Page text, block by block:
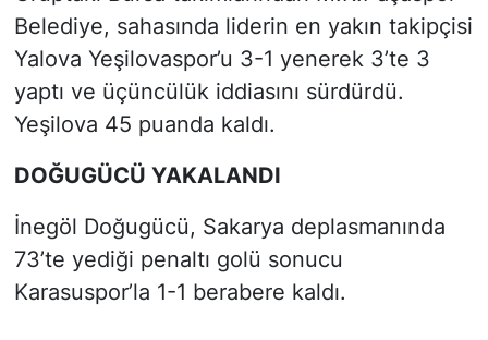
Belediye, sahasında liderin en yakın takipçisi
Yalova Yeşilovaspor’u 3-1 yenerek 3’te 3
yaptı ve üçüncülük iddiasını sürdürdü.
Yeşilova 45 puanda kaldı.
DOĞUGÜCÜ YAKALANDI
İnegöl Doğugücü, Sakarya deplasmanında
73’te yediği penaltı golü sonucu
Karasuspor’la 1-1 berabere kaldı.